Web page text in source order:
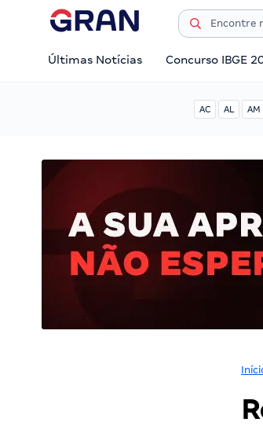
Últimas Notícias Concurso IBGE
AC AL AM